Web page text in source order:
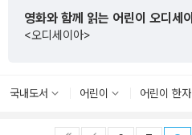
영화와 함께 읽는 어린이 오디세이
<오디세이아>
국내도서 어린이 어린이 한자